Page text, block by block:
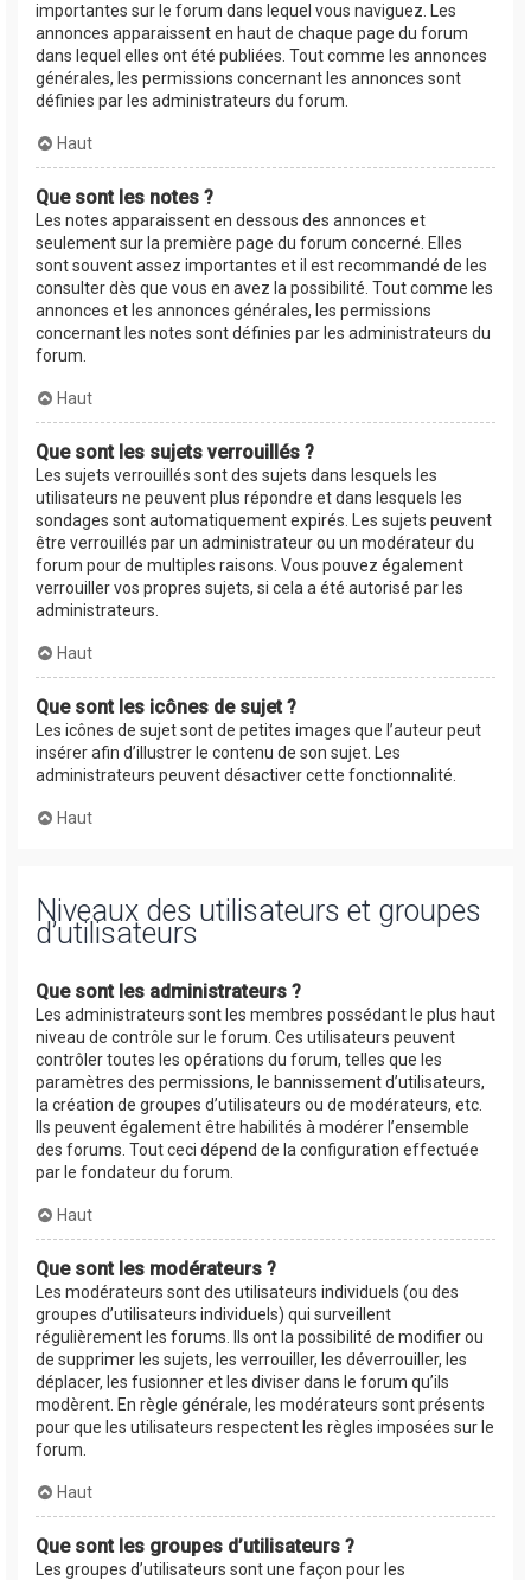
importantes sur le forum dans lequel vous naviguez. Les
annonces apparaissent en haut de chaque page du forum
dans lequel elles ont été publiées. Tout comme les annonces
générales, les permissions concernant les annonces sont
définies par les administrateurs du forum.
Haut
Que sont les notes ?
Les notes apparaissent en dessous des annonces et
seulement sur la première page du forum concerné. Elles
sont souvent assez importantes et il est recommandé de les
consulter dès que vous en avez la possibilité. Tout comme les
annonces et les annonces générales, les permissions
concernant les notes sont définies par les administrateurs du
forum.
Haut
Que sont les sujets verrouillés ?
Les sujets verrouillés sont des sujets dans lesquels les
utilisateurs ne peuvent plus répondre et dans lesquels les
sondages sont automatiquement expirés. Les sujets peuvent
être verrouillés par un administrateur ou un modérateur du
forum pour de multiples raisons. Vous pouvez également
verrouiller vos propres sujets, si cela a été autorisé par les
administrateurs.
Haut
Que sont les icônes de sujet ?
Les icônes de sujet sont de petites images que l’auteur peut
insérer afin d’illustrer le contenu de son sujet. Les
administrateurs peuvent désactiver cette fonctionnalité.
Haut
Niveaux des utilisateurs et groupes
d’utilisateurs
Que sont les administrateurs ?
Les administrateurs sont les membres possédant le plus haut
niveau de contrôle sur le forum. Ces utilisateurs peuvent
contrôler toutes les opérations du forum, telles que les
paramètres des permissions, le bannissement d’utilisateurs,
la création de groupes d’utilisateurs ou de modérateurs, etc.
Ils peuvent également être habilités à modérer l’ensemble
des forums. Tout ceci dépend de la configuration effectuée
par le fondateur du forum.
Haut
Que sont les modérateurs ?
Les modérateurs sont des utilisateurs individuels (ou des
groupes d’utilisateurs individuels) qui surveillent
régulièrement les forums. Ils ont la possibilité de modifier ou
de supprimer les sujets, les verrouiller, les déverrouiller, les
déplacer, les fusionner et les diviser dans le forum qu’ils
modèrent. En règle générale, les modérateurs sont présents
pour que les utilisateurs respectent les règles imposées sur le
forum.
Haut
Que sont les groupes d’utilisateurs ?
Les groupes d’utilisateurs sont une façon pour les